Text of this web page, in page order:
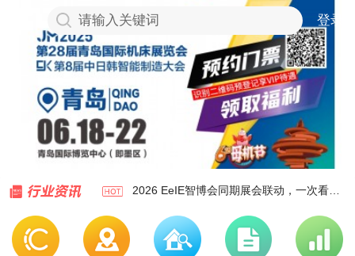
请输入关键词 登录
盛京聚智造，东北启新篇 第二十四届中国国际装备制造业博
2026年上半年机械工业经济运行情况综述
半导体全链聚合，IICIE国际集成电路创新博览会9月深圳举办
2026年二季度金属成形机床产量数据统计
机器人业务利润率仅1.6%：日本安川电机能否走出通用机价格
2026年6月各地金属切削机床产量统计